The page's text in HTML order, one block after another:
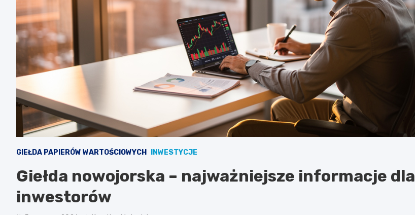
GIEŁDA PAPIERÓW WARTOŚCIOWYCH INWESTYCJE
Giełda nowojorska – najważniejsze informacje dla
inwestorów